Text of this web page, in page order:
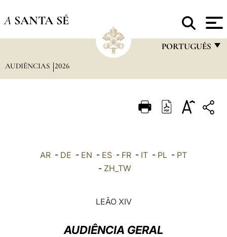
A SANTA SÉ
PORTUGUÊS
ITALIANO
AUDIÊNCIAS 2026
AR - DE - EN - ES - FR - IT - PL - PT
- ZH_TW
LEÃO XIV
AUDIÊNCIA GERAL